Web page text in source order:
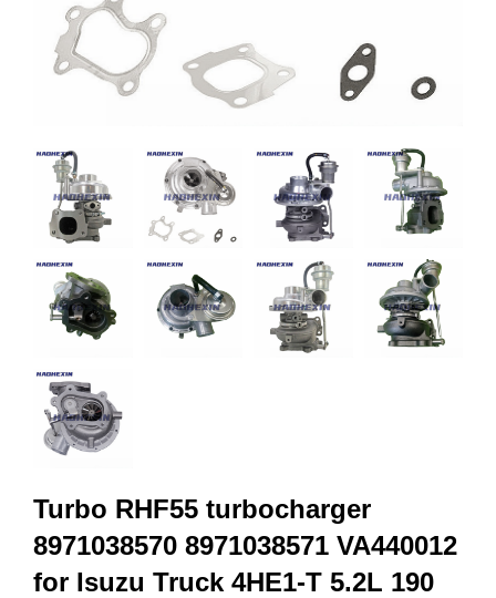
Turbo RHF55 turbocharger
8971038570 8971038571 VA440012
for Isuzu Truck 4HE1-T 5.2L 190